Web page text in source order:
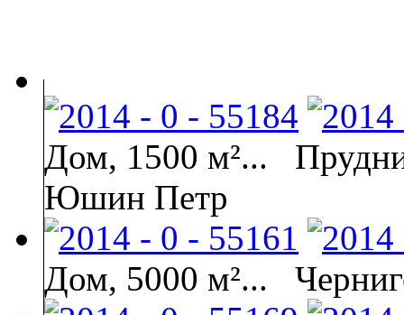
Дом, 1500 м²...
Юшин Петр
Дом, 5000 м²...